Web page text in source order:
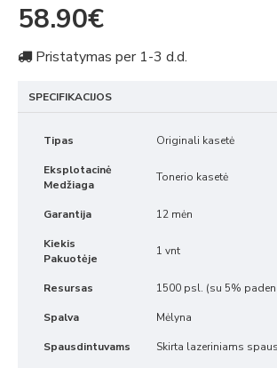
58.90€
Pristatymas per 1-3 d.d.
SPECIFIKACIJOS
Tipas Originali kasetė
Eksplotacinė
Medžiaga
Tonerio kasetė
Garantija 12 mėn
Kiekis
Pakuotėje
1 vnt
Resursas 1500 psl. (su 5%
Spalva Mėlyna
Spausdintuvams Skirta lazeriniams